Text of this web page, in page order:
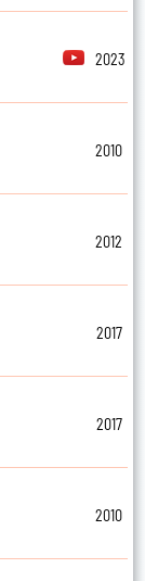
2023
2010
2012
2017
2017
2010